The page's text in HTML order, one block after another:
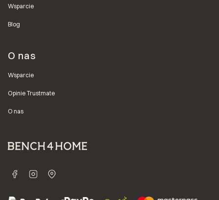
Wsparcie
Blog
O nas
Wsparcie
Opinie Trustmate
O nas